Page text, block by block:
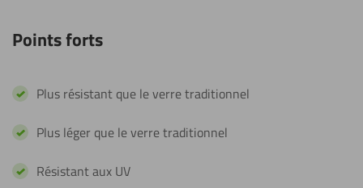
Points forts
Plus résistant que le verre traditionnel
Plus léger que le verre traditionnel
Résistant aux UV